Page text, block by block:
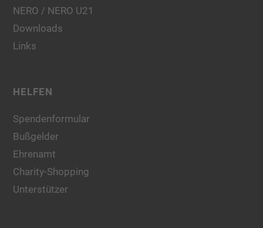
NERO / NERO U21
Downloads
Links
HELFEN
Spendenformular
Bußgelder
Ehrenamt
Charity-Shopping
Unterstützer